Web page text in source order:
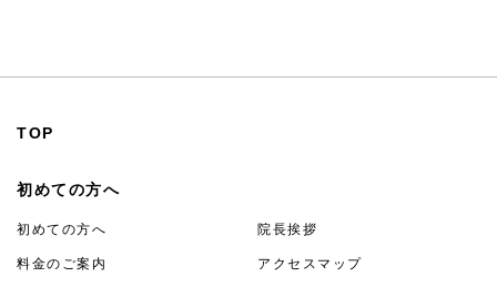
TOP
初めての方へ
初めての方へ 院長挨拶
料金のご案内 アクセスマップ